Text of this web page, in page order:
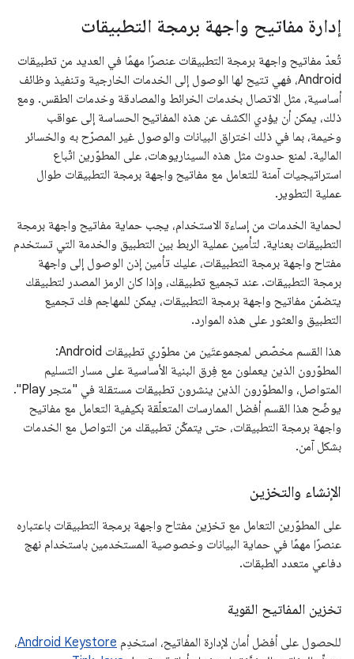
إدارة مفاتيح واجهة برمجة التطبيقات
تُعدّ مفاتيح واجهة برمجة التطبيقات عنصرًا مهمًا في العديد من تطبيقات
Android، فهي تتيح لها الوصول إلى الخدمات الخارجية وتنفيذ وظائف
أساسية، مثل الاتصال بخدمات الخرائط والمصادقة وخدمات الطقس. ومع
ذلك، يمكن أن يؤدي الكشف عن هذه المفاتيح الحساسة إلى عواقب
وخيمة، بما في ذلك اختراق البيانات والوصول غير المصرّح به والخسائر
المالية. لمنع حدوث مثل هذه السيناريوهات، على المطوّرين اتّباع
استراتيجيات آمنة للتعامل مع مفاتيح واجهة برمجة التطبيقات طوال
عملية التطوير.
لحماية الخدمات من إساءة الاستخدام، يجب حماية مفاتيح واجهة برمجة
التطبيقات بعناية. لتأمين عملية الربط بين التطبيق والخدمة التي تستخدم
مفتاح واجهة برمجة التطبيقات، عليك تأمين إذن الوصول إلى واجهة
برمجة التطبيقات. عند تجميع تطبيقك، وإذا كان الرمز المصدر لتطبيقك
يتضمّن مفاتيح واجهة برمجة التطبيقات، يمكن للمهاجم فك تجميع
التطبيق والعثور على هذه الموارد.
هذا القسم مخصّص لمجموعتَين من مطوّري تطبيقات Android:
المطوّرون الذين يعملون مع فِرق البنية الأساسية على مسار التسليم
المتواصل، والمطوّرون الذين ينشرون تطبيقات مستقلة في "متجر Play".
يوضّح هذا القسم أفضل الممارسات المتعلّقة بكيفية التعامل مع مفاتيح
واجهة برمجة التطبيقات، حتى يتمكّن تطبيقك من التواصل مع الخدمات
بشكل آمن.
الإنشاء والتخزين
على المطوّرين التعامل مع تخزين مفتاح واجهة برمجة التطبيقات باعتباره
عنصرًا مهمًا في حماية البيانات وخصوصية المستخدمين باستخدام نهج
دفاعي متعدد الطبقات.
تخزين المفاتيح القوية
للحصول على أفضل أمان لإدارة المفاتيح، استخدِم Android Keystore،